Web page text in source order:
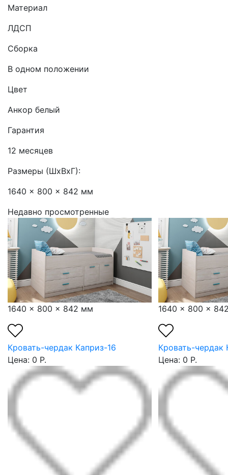
Материал
ЛДСП
Сборка
В одном положении
Цвет
Анкор белый
Гарантия
12 месяцев
Размеры (ШхВхГ):
1640 x 800 x 842 мм
Недавно просмотренные
1640 x 800 x 842 мм
Кровать-чердак Каприз-16
Цена: 0 Р.
1640 x 800 x
Кровать-чердак
Цена: 0 Р.